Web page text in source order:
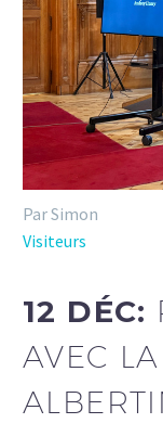
Par Simon
Visiteurs
12 DÉC:
AVEC